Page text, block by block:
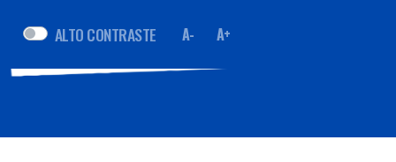
ALTO CONTRASTE A- A+